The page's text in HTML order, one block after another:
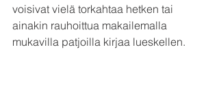
voisivat vielä torkahtaa hetken tai
ainakin rauhoittua makailemalla
mukavilla patjoilla kirjaa lueskellen.